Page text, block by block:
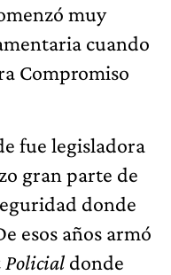
muy
cuando
Compromiso
fue legisladora
gran parte de
donde
esos años armó
Policial donde